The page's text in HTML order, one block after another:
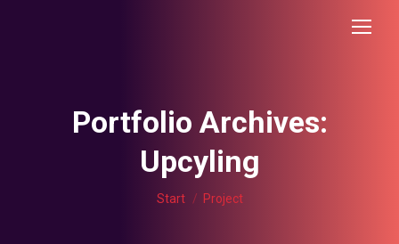
Portfolio Archives:
Upcyling
Sie befinden sich hier:
Start Project